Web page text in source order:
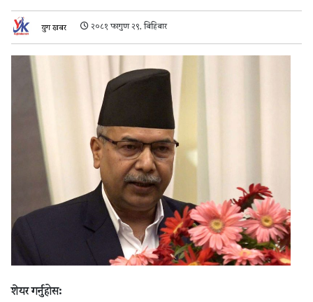
युग खबर २०८१ फागुण २९, बिहिबार
शेयर गर्नुहोस: